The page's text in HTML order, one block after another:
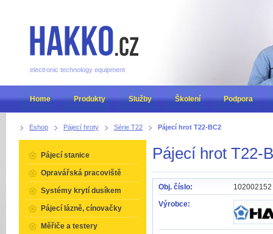
Eshop Pájecí hroty Série T22 Pájecí hrot T22-BC2
Pájecí hrot T22-
Obj. číslo:
102002152
Výrobce:
Pájecí stanice
Opravářská pracoviště
Systémy krytí dusíkem
Pájecí lázně, cínovačky
Měřiče a testery
electronic technology equipment
Home Produkty Služby Školení Podpora